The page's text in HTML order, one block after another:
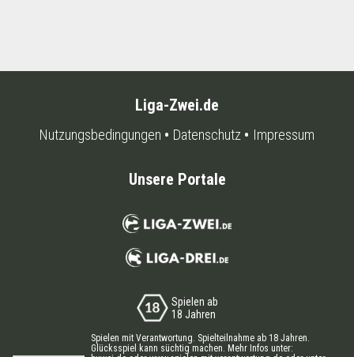
Liga-Zwei.de
Nutzungsbedingungen Datenschutz Impressum
Unsere Portale
Spielen ab
18 Jahren
Spielen mit Verantwortung. Spielteilnahme ab 18 Jahren.
Glücksspiel kann süchtig machen. Mehr Infos unter: